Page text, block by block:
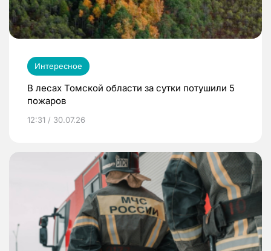
Интересное
В лесах Томской области за сутки потушили 5
пожаров
12:31 / 30.07.26